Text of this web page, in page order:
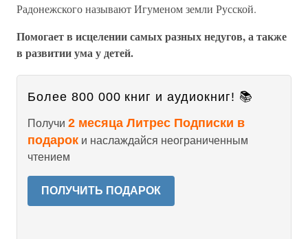
Радонежского называют Игуменом земли Русской.
Помогает в исцелении самых разных недугов, а также
в развитии ума у детей.
Более 800 000 книг и аудиокниг! 📚
Получи 2 месяца Литрес Подписки в
подарок и наслаждайся неограниченным
чтением
ПОЛУЧИТЬ ПОДАРОК